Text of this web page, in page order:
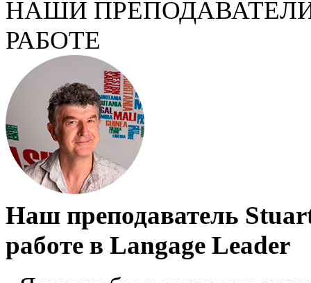
НАШИ
РАБОТЕ
Наш преподаватель
работе в Langage Leader